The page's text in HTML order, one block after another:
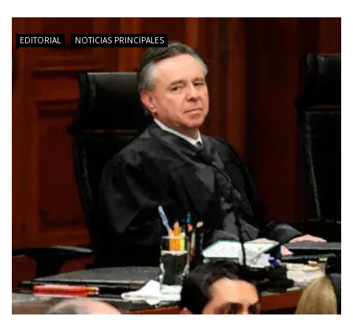
EDITORIAL NOTICIAS PRINCIPALES